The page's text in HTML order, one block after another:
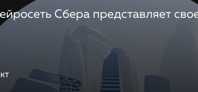
Сбера представляет